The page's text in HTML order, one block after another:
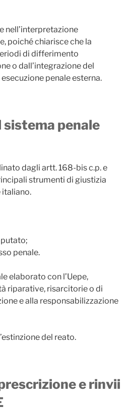
nell’interpretazione
poiché chiarisce che la
di differimento
o dall’integrazione del
penale esterna.
sistema penale
dagli artt. 168-bis c.p. e
strumenti di giustizia
penale.
elaborato con l’Uepe,
riparative, risarcitorie o di
e alla responsabilizzazione
del reato.
e rinvii